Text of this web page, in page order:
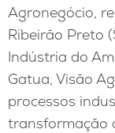
Agronegócio,
Ribeirão Preto
Indústria do
Gatua, Visão
processos
transformação